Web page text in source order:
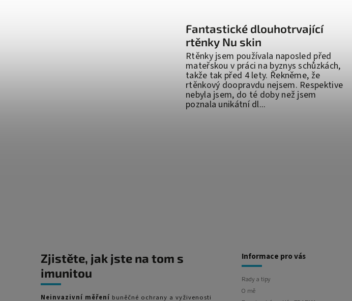
Fantastické dlouhotrvající
rtěnky Nu skin
Rtěnky jsem používala naposled před
mateřskou v práci na byznys schůzkách,
takže tak před 4 lety. Řekněme, že
rtěnkový doopravdu nejsem. Respektive
nebyla jsem, do té doby než jsem
poznala unikátní dl...
Zjistěte, jak jste na tom s
imunitou
Neinvazivní měření buněčné ochrany a vyživenosti
Informace pro vás
Rady a tipy
O mě